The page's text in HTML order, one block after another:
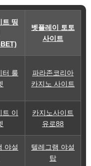
트 띵
벳플레이 토토
사이트
터 룰
파라존코리아
카지노 사이트
트 이
카지노사이트
유로88
야설
텔레그램 야설
탑